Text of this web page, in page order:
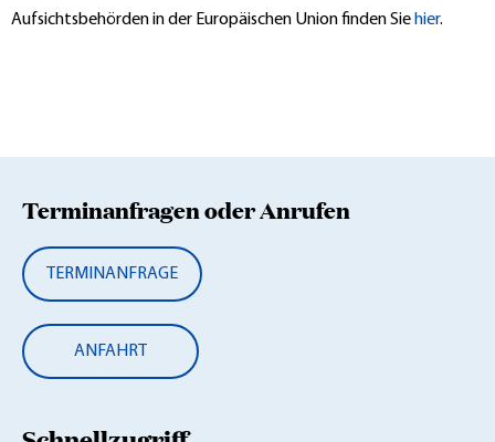
Aufsichtsbehörden in der Europäischen Union finden Sie hier.
Terminanfragen oder Anrufen
TERMINANFRAGE
ANFAHRT